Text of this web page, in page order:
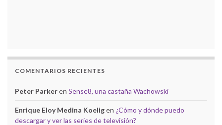
COMENTARIOS RECIENTES
Peter Parkeren Sense8, una castaña Wachowski
Enrique Eloy Medina Koeligen ¿Cómo y dónde puedo
descargar y ver las series de televisión?